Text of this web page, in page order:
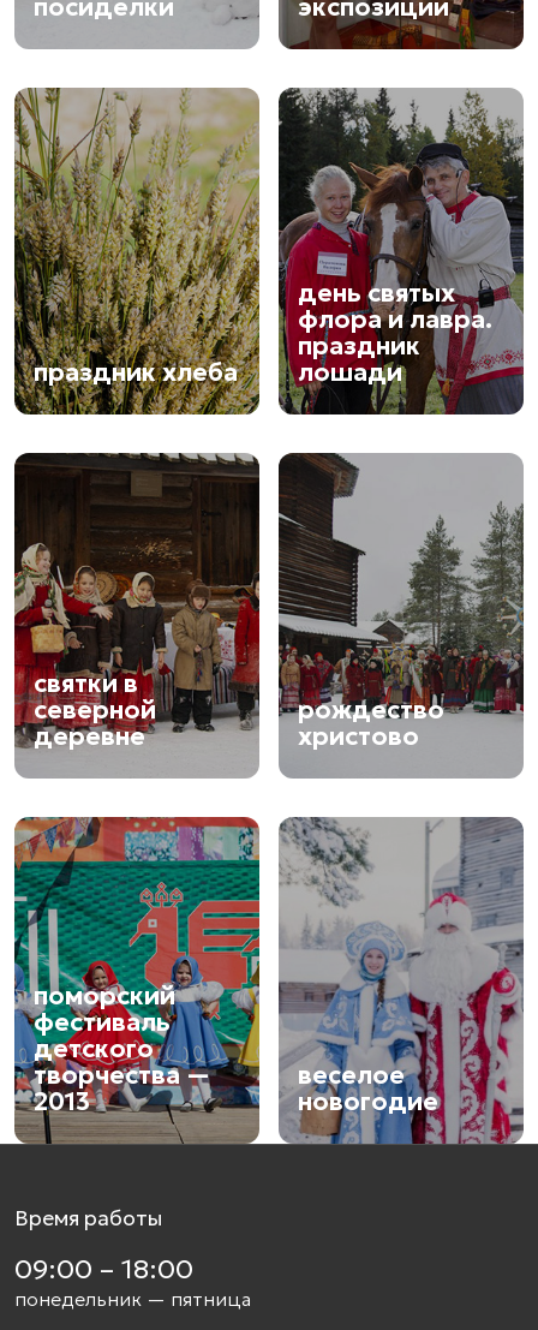
посиделки
экспозиции
праздник хлеба
день святых
флора и лавра.
праздник
лошади
святки в
северной
деревне
рождество
христово
поморский
фестиваль
детского
творчества —
2013
веселое
новогодие
Время работы
09:00 – 18:00
понедельник — пятница